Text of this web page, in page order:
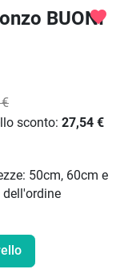
BUONI
favorite
sconto: 27,54 €
50cm, 60cm e